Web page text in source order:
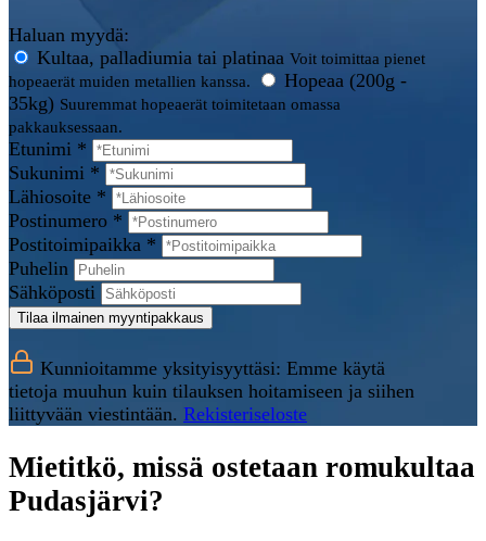
Haluan myydä:
Kultaa, palladiumia tai platinaa Voit toimittaa pienet
hopeaerät muiden metallien kanssa.
Hopeaa (200g -
35kg) Suuremmat hopeaerät toimitetaan omassa
pakkauksessaan.
Etunimi *
Sukunimi *
Lähiosoite *
Postinumero *
Postitoimipaikka *
Puhelin
Sähköposti
Tilaa ilmainen myyntipakkaus
Kunnioitamme yksityisyyttäsi: Emme käytä
tietoja muuhun kuin tilauksen hoitamiseen ja siihen
liittyvään viestintään. Rekisteriseloste
Mietitkö, missä ostetaan romukultaa
Pudasjärvi?